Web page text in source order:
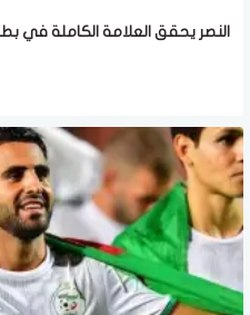
النصر يحقق العلامة الكاملة في